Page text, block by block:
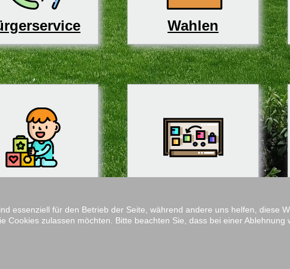
Wahlen
essenziell für den Betrieb der Seite, während andere uns helfen, diese
Cookies zulassen möchten. Bitte beachten Sie, dass bei einer